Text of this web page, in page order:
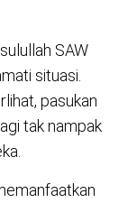
SAW
situasi.
pasukan
tak nampak